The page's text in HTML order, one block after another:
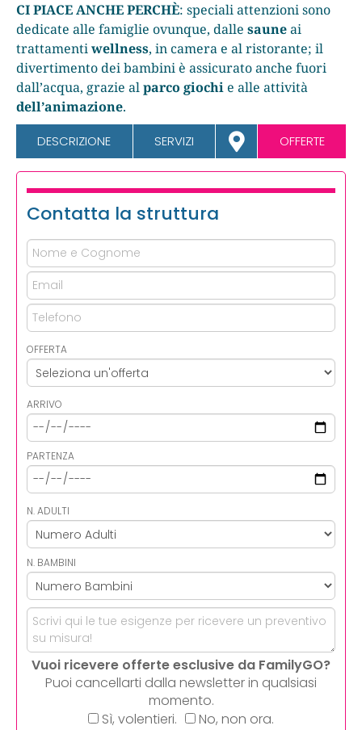
CI PIACE ANCHE PERCHÈ: speciali attenzioni sono
dedicate alle famiglie ovunque, dalle sauneai
trattamentiwellness, in camera e al ristorante; il
divertimento dei bambini è assicurato anche fuori
dall’acqua, grazie alparco giochie alle attività
dell’animazione.
DESCRIZIONE SERVIZI OFFERTE
Contatta la struttura
OFFERTA
ARRIVO
PARTENZA
N. ADULTI
N. BAMBINI
Vuoi ricevere offerte esclusive da FamilyGO?
Puoi cancellarti dalla newsletter in qualsiasi
momento.
Sì, volentieri.
No, non ora.